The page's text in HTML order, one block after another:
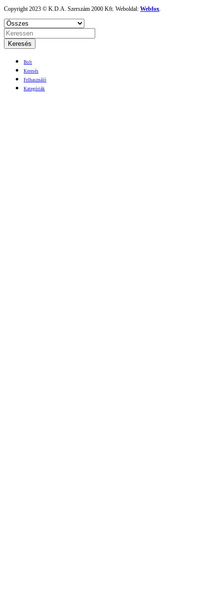
Copyright 2023 © K.D.A. Szerszám 2000 Kft. Weboldal: Webfox.
Keresés
Bolt
Keresés
Felhasználó
Kategóriák